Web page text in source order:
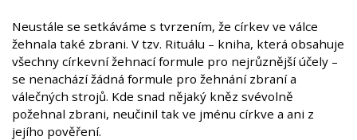
Neustále se setkáváme s tvrzením, že církev ve válce
žehnala také zbrani. V tzv. Rituálu – kniha, která obsahuje
všechny církevní žehnací formule pro nejrůznější účely –
se nenachází žádná formule pro žehnání zbraní a
válečných strojů. Kde snad nějaký kněz svévolně
požehnal zbrani, neučinil tak ve jménu církve a ani z
jejího pověření.